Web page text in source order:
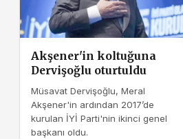
Akşener'in koltuğuna
Dervişoğlu oturtuldu
Müsavat Dervişoğlu, Meral
Akşener'in ardından 2017’de
kurulan İYİ Parti'nin ikinci genel
başkanı oldu.